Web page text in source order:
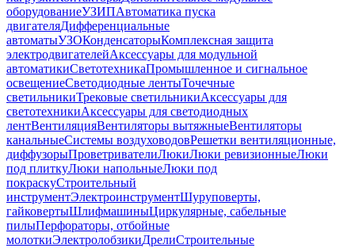
оборудованиеУЗИПАвтоматика пуска
двигателяДифференциальные
автоматыУЗОКонденсаторыКомплексная защита
электродвигателейАксессуары для модульной
автоматикиСветотехникаПромышленное и сигнальное
освещениеСветодиодные лентыТочечные
светильникиТрековые светильникиАксессуары для
светотехникиАксессуары для светодиодных
лентВентиляцияВентиляторы вытяжныеВентиляторы
канальныеСистемы воздуховодовРешетки вентиляционные,
диффузорыПроветривателиЛюкиЛюки ревизионныеЛюки
под плиткуЛюки напольныеЛюки под
покраскуСтроительный
инструментЭлектроинструментШуруповерты,
гайковертыШлифмашиныЦиркулярные, сабельные
пилыПерфораторы, отбойные
молоткиЭлектролобзикиДрелиСтроительные